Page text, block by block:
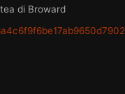
di Broward